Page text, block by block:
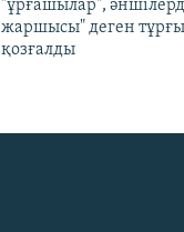
"ұрғашылар",
жаршысы" деген
қозғалды